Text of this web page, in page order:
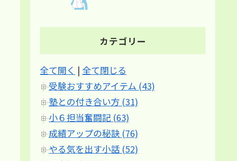
カテゴリー
全て開く | 全て閉じる
受験おすすめアイテム (43)
塾との付き合い方 (31)
小６担当奮闘記 (63)
成績アップの秘訣 (76)
やる気を出す小話 (52)